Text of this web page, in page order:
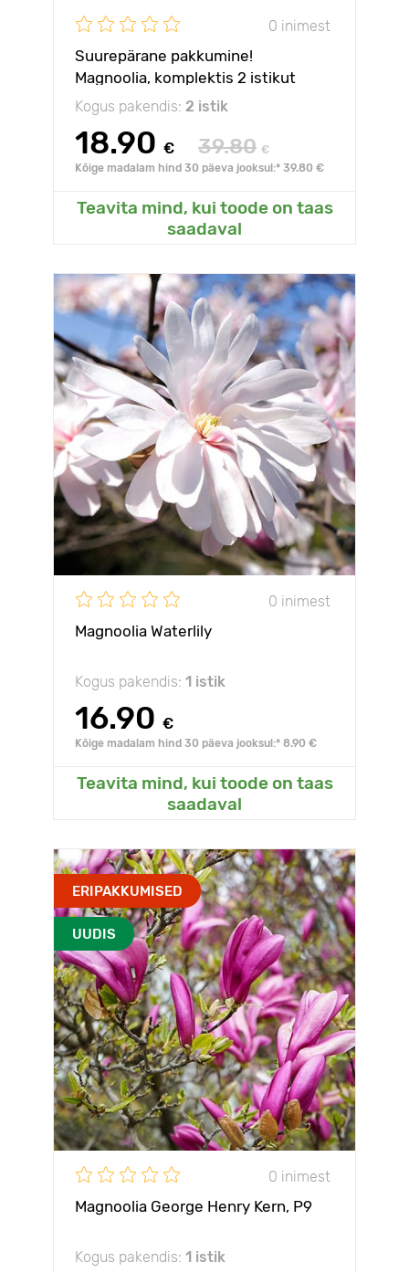
0 inimest
Suurepärane pakkumine!
Magnoolia, komplektis 2 istikut
Kogus pakendis: 2 istik
18.90 € 39.80 €
Kõige madalam hind 30 päeva jooksul:* 39.80 €
Teavita mind, kui toode on taas
saadaval
0 inimest
Magnoolia Waterlily
Kogus pakendis: 1 istik
16.90 €
Kõige madalam hind 30 päeva jooksul:* 8.90 €
Teavita mind, kui toode on taas
saadaval
ERIPAKKUMISED
UUDIS
0 inimest
Magnoolia George Henry Kern, P9
Kogus pakendis: 1 istik